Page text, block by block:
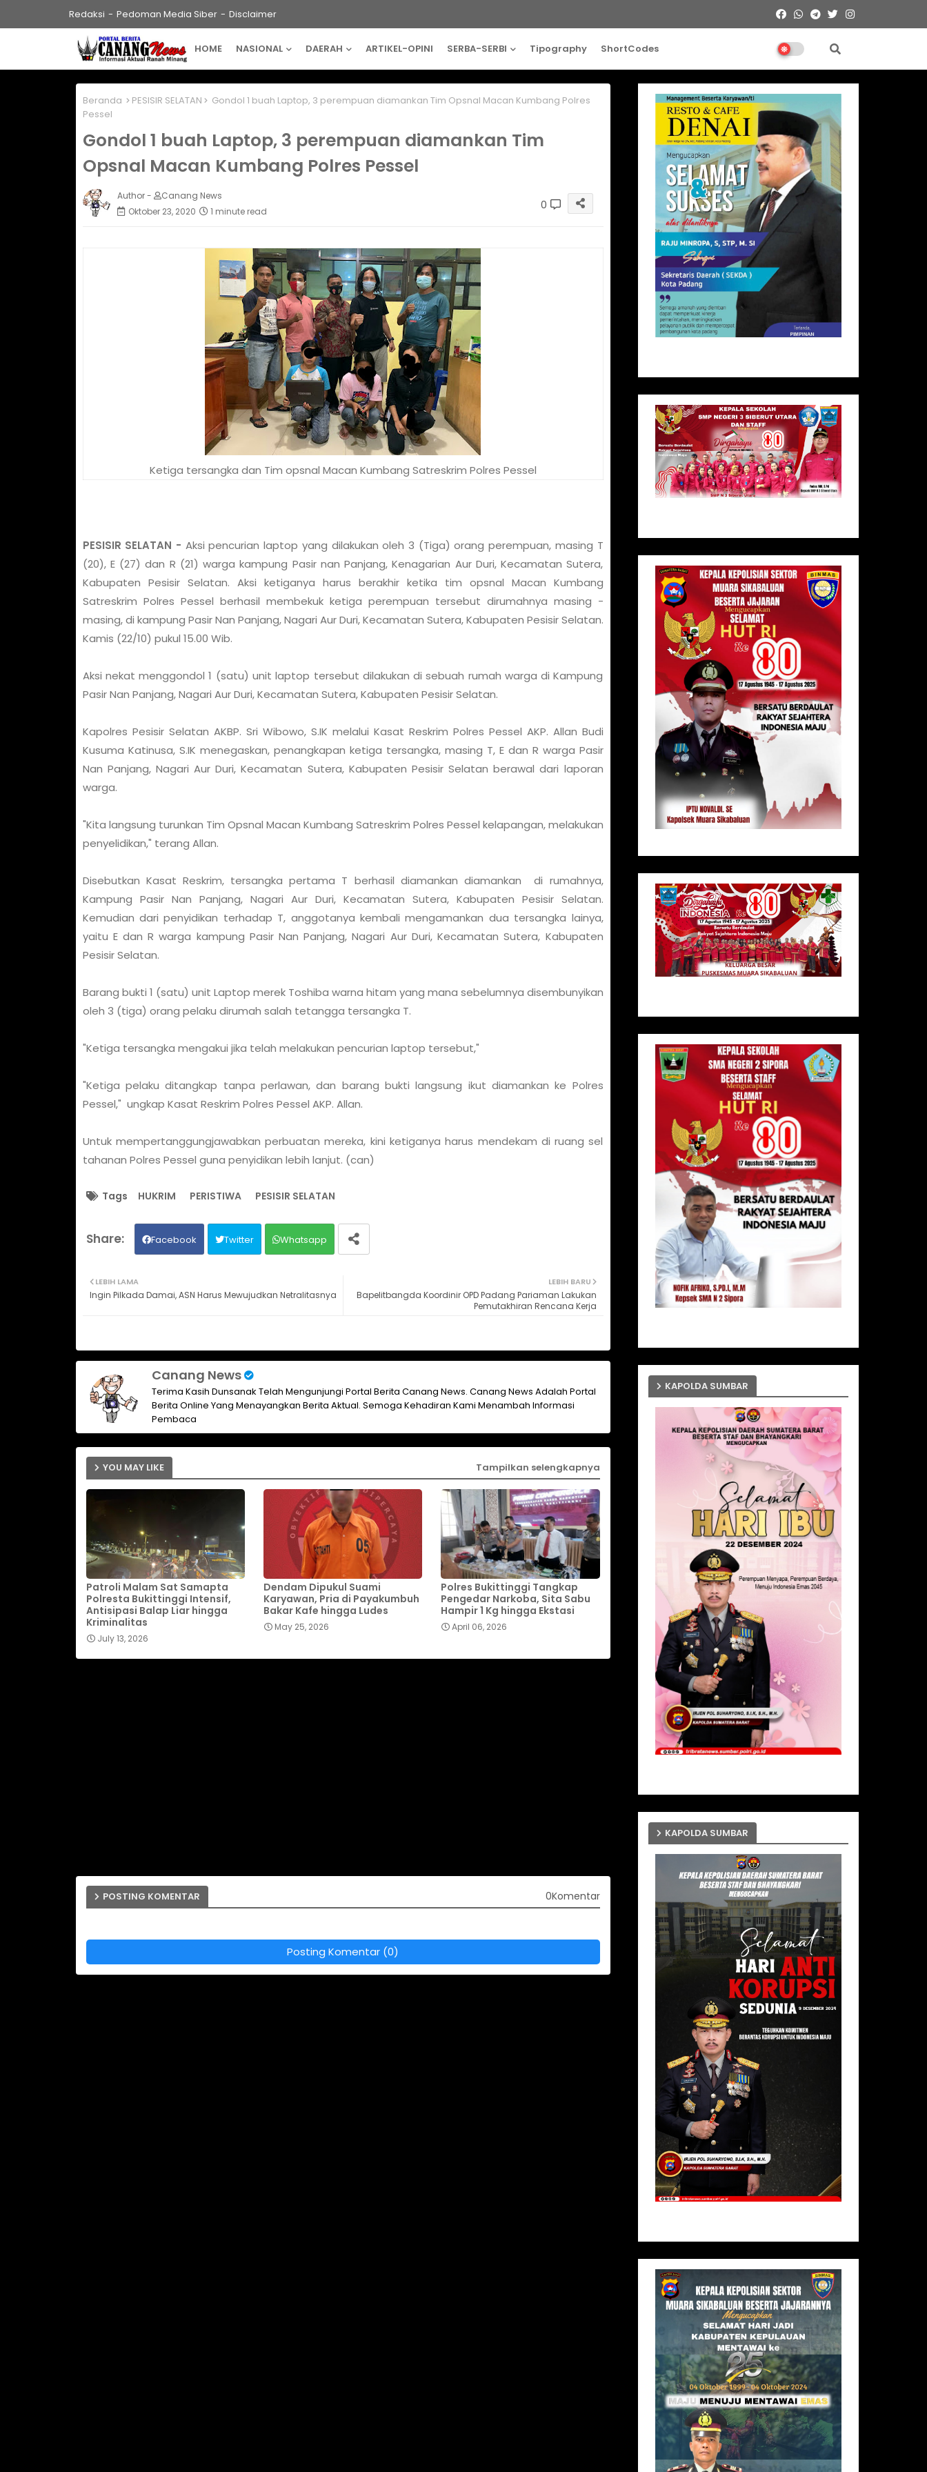
Redaksi Pedoman Media Siber Disclaimer
HOME NASIONAL DAERAH ARTIKEL-OPINI SERBA-SERBI Tipography ShortCodes
Beranda PESISIR SELATAN
Gondol 1 buah Laptop, 3 perempuan diamankan Tim Opsnal Macan Kumbang Polres
Pessel
Gondol 1 buah Laptop, 3 perempuan diamankan Tim
Opsnal Macan Kumbang Polres Pessel
Author -
Canang News
Oktober 23, 2020
1 minute read 0
Ketiga tersangka dan Tim opsnal Macan Kumbang Satreskrim Polres Pessel
PESISIR SELATAN - Aksi pencurian laptop yang dilakukan oleh 3 (Tiga) orang perempuan, masing T
(20), E (27) dan R (21) warga kampung Pasir nan Panjang, Kenagarian Aur Duri, Kecamatan Sutera,
Kabupaten Pesisir Selatan. Aksi ketiganya harus berakhir ketika tim opsnal Macan Kumbang
Satreskrim Polres Pessel berhasil membekuk ketiga perempuan tersebut dirumahnya masing -
masing, di kampung Pasir Nan Panjang, Nagari Aur Duri, Kecamatan Sutera, Kabupaten Pesisir Selatan.
Kamis (22/10) pukul 15.00 Wib.
Aksi nekat menggondol 1 (satu) unit laptop tersebut dilakukan di sebuah rumah warga di Kampung
Pasir Nan Panjang, Nagari Aur Duri, Kecamatan Sutera, Kabupaten Pesisir Selatan.
Kapolres Pesisir Selatan AKBP. Sri Wibowo, S.IK melalui Kasat Reskrim Polres Pessel AKP. Allan Budi
Kusuma Katinusa, S.IK menegaskan, penangkapan ketiga tersangka, masing T, E dan R warga Pasir
Nan Panjang, Nagari Aur Duri, Kecamatan Sutera, Kabupaten Pesisir Selatan berawal dari laporan
warga.
"Kita langsung turunkan Tim Opsnal Macan Kumbang Satreskrim Polres Pessel kelapangan, melakukan
penyelidikan," terang Allan.
Disebutkan Kasat Reskrim, tersangka pertama T berhasil diamankan diamankan di rumahnya,
Kampung Pasir Nan Panjang, Nagari Aur Duri, Kecamatan Sutera, Kabupaten Pesisir Selatan.
Kemudian dari penyidikan terhadap T, anggotanya kembali mengamankan dua tersangka lainya,
yaitu E dan R warga kampung Pasir Nan Panjang, Nagari Aur Duri, Kecamatan Sutera, Kabupaten
Pesisir Selatan.
Barang bukti 1 (satu) unit Laptop merek Toshiba warna hitam yang mana sebelumnya disembunyikan
oleh 3 (tiga) orang pelaku dirumah salah tetangga tersangka T.
"Ketiga tersangka mengakui jika telah melakukan pencurian laptop tersebut,"
"Ketiga pelaku ditangkap tanpa perlawan, dan barang bukti langsung ikut diamankan ke Polres
Pessel," ungkap Kasat Reskrim Polres Pessel AKP. Allan.
Untuk mempertanggungjawabkan perbuatan mereka, kini ketiganya harus mendekam di ruang sel
tahanan Polres Pessel guna penyidikan lebih lanjut. (can)
Tags HUKRIM PERISTIWA PESISIR SELATAN
Facebook Twitter Whatsapp
LEBIH BARU
Bapelitbangda Koordinir OPD Padang Pariaman Lakukan
Pemutakhiran Rencana Kerja
LEBIH LAMA
Ingin Pilkada Damai, ASN Harus Mewujudkan Netralitasnya
Canang News
Terima Kasih Dunsanak Telah Mengunjungi Portal Berita Canang News. Canang News Adalah Portal
Berita Online Yang Menayangkan Berita Aktual. Semoga Kehadiran Kami Menambah Informasi
Pembaca
YOU MAY LIKE Tampilkan selengkapnya
Patroli Malam Sat Samapta
Polresta Bukittinggi Intensif,
Antisipasi Balap Liar hingga
Kriminalitas
July 13, 2026
Dendam Dipukul Suami
Karyawan, Pria di Payakumbuh
Bakar Kafe hingga Ludes
May 25, 2026
Polres Bukittinggi Tangkap
Pengedar Narkoba, Sita Sabu
Hampir 1 Kg hingga Ekstasi
April 06, 2026
POSTING KOMENTAR 0Komentar
Posting Komentar (0)
KAPOLDA SUMBAR
KAPOLDA SUMBAR